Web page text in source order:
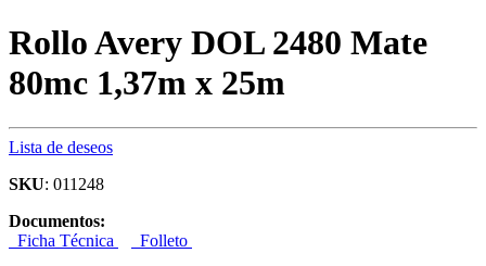
Rollo Avery DOL 2480 Mate
80mc 1,37m x 25m
Lista de deseos
SKU: 011248
Documentos:
Ficha Técnica
Folleto